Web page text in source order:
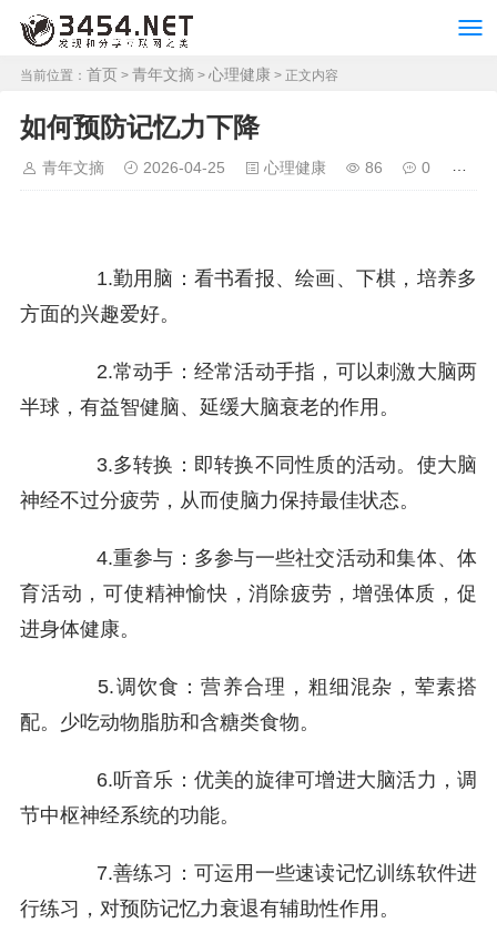
当前位置： 首页 > 青年文摘 > 心理健康 > 正文内容
如何预防记忆力下降
青年文摘 2026-04-25 心理健康 86 0
1.勤用脑：看书看报、绘画、下棋，培养多
方面的兴趣爱好。
2.常动手：经常活动手指，可以刺激大脑两
半球，有益智健脑、延缓大脑衰老的作用。
3.多转换：即转换不同性质的活动。使大脑
神经不过分疲劳，从而使脑力保持最佳状态。
4.重参与：多参与一些社交活动和集体、体
育活动，可使精神愉快，消除疲劳，增强体质，促
进身体健康。
5.调饮食：营养合理，粗细混杂，荤素搭
配。少吃动物脂肪和含糖类食物。
6.听音乐：优美的旋律可增进大脑活力，调
节中枢神经系统的功能。
7.善练习：可运用一些速读记忆训练软件进
行练习，对预防记忆力衰退有辅助性作用。